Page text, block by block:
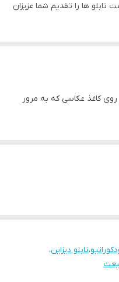
تابلو ها را تقدیم شما عزیزان
اریو از نوع بهترین جنس
تغییر آن به پشتیبانی تماس
روی کاغذ عکاسی که به مرور
،تابلو دیزاین،